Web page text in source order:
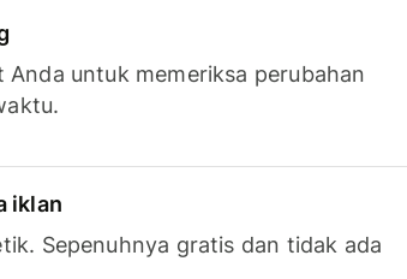
untuk memeriksa perubahan
iklan
Sepenuhnya gratis dan tidak ada